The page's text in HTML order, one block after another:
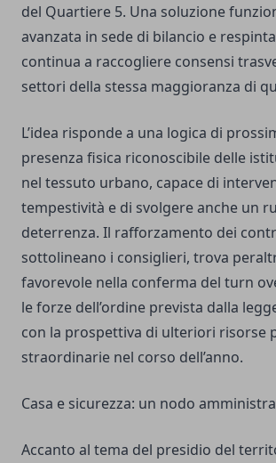
del Quartiere 5. Una soluzione
avanzata in sede di bilancio e
continua a raccogliere consensi
settori della stessa maggioranza di
L’idea risponde a una logica di
presenza fisica riconoscibile delle
nel tessuto urbano, capace di
tempestività e di svolgere anche un
deterrenza. Il rafforzamento dei
sottolineano i consiglieri, trova
favorevole nella conferma del turn
le forze dell’ordine prevista dalla
con la prospettiva di ulteriori risorse
straordinarie nel corso dell’anno.
Casa e sicurezza: un nodo
Accanto al tema del presidio del